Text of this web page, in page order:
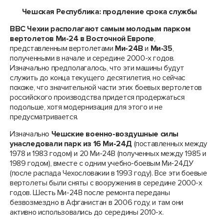
Чешская Республика: продление срока службы
ВВС Чехии располагают самым молодым парком
вертолетов Ми-24 в Восточной Европе,
представленным вертолетами Ми-24В и Ми-35,
полученными в начале и середине 2000-х годов.
Изначально предполагалось, что эти машины будут
служить до конца текущего десятилетия, но сейчас
похоже, что значительной части этих боевых вертолетов
российского производства придется продержаться
подольше, хотя модернизация для этого и не
предусматривается.
Изначально Чешские военно-воздушные силы
унаследовали парк из 16 Ми-24Д (поставленных между
1978 и 1983 годом) и 20 Ми-24В (полученных между 1985 и
1989 годом), вместе с одним учебно-боевым Ми-24ДУ
(после распада Чехословакии в 1993 году). Все эти боевые
вертолеты были сняты с вооружения в середине 2000-х
годов. Шесть Ми-24В после ремонта переданы
безвозмездно в Афганистан в 2006 году, и там они
активно использовались до середины 2010-х.